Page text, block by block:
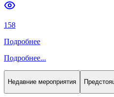
В ФИЛИАЛЕ
ЕЖЕГОДНАЯ